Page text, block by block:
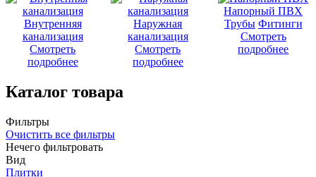
Внутренняя
канализация
Смотреть
подробнее
Наружная
канализация
Смотреть
подробнее
Напорный ПВХ
Трубы Фитинги
Смотреть
подробнее
Каталог товара
Фильтры
Очистить все фильтры
Нечего фильтровать
Вид
Плитки